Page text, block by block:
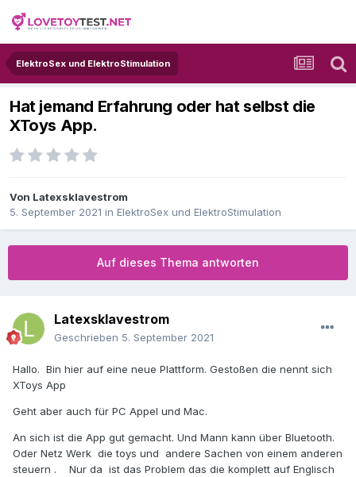
ElektroSex und ElektroStimulation
Hat jemand Erfahrung oder hat selbst die
XToys App.
Von Latexsklavestrom
5. September 2021 in ElektroSex und ElektroStimulation
Auf dieses Thema antworten
Latexsklavestrom
Geschrieben 5. September 2021
Hallo. Bin hier auf eine neue Plattform. Gestoßen die nennt sich
XToys App
Geht aber auch für PC Appel und Mac.
An sich ist die App gut gemacht. Und Mann kann über Bluetooth.
Oder Netz Werk die toys und andere Sachen von einem anderen
steuern . Nur da ist das Problem das die komplett auf Englisch